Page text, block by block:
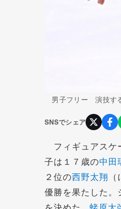
男子フリー 演技す
SNSでシェア
フィギュアスケ
子は１７歳の中田
２位の西野太翔
優勝を果たした